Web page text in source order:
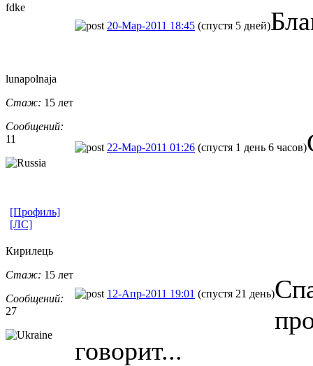
fdke
20-Мар-2011 18:45 (спустя 5 дней)
lunapolnaja
Стаж: 15 лет
Сообщений:
11
22-Мар-2011 01:26 (спустя 1 день 6 часов)
[Профиль]
[ЛС]
Кирилець
Стаж: 15 лет
Сообщений:
27
12-Апр-2011 19:01 (спустя 21 день)
говорит...